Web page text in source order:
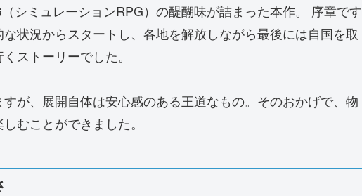
シミュレーションRPG）の醍醐味が詰まった本作。 序章です
状況からスタートし、各地を解放しながら最後には自国を取
ストーリーでした。
が、展開自体は安心感のある王道なもの。そのおかげで、物
むことができました。